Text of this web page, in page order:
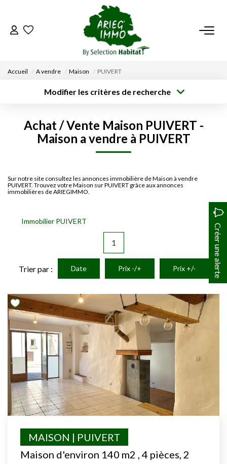
ACCUEIL
DÉPOSEZ VOTRE RECHERCHE
Accueil A vendre Maison PUIVERT
Modifier les critères de recherche
Sélectionnez...
Type de bien
Surface min
Budget max
Achat / Vente Maison PUIVERT -
Maison a vendre à PUIVERT
Sur notre site consultez les annonces immobilière de Maison à vendre
PUIVERT. Trouvez votre Maison sur PUIVERT grâce aux annonces
immobilières de ARIEGIMMO.
Immobilier PUIVERT
Créer une alerte
1
Trier par : Date Prix -/+ Prix +/-
Maison d'environ 140 m2 , 4 pièces, 2
MAISON | PUIVERT